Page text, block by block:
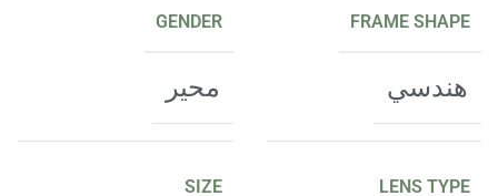
FRAME SHAPE
هندسي
GENDER
محير
LENS TYPE
SIZE